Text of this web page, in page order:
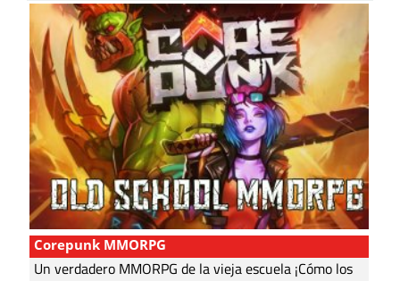
Corepunk MMORPG
Un verdadero MMORPG de la vieja escuela ¡Cómo los